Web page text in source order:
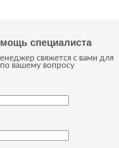
специалиста
свяжется с вами для
вашему вопросу